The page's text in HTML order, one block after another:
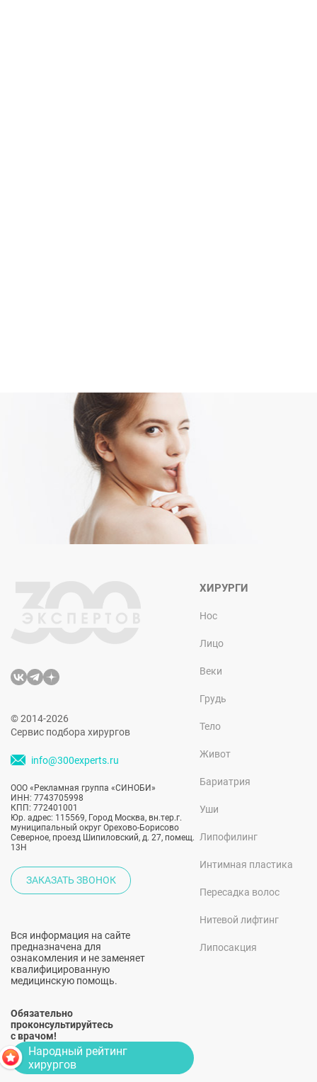
© 2014-2026
Сервис подбора хирургов
info@300experts.ru
ООО «Рекламная группа «СИНОБИ»
ИНН: 7743705998
КПП: 772401001
Юр. адрес: 115569, Город Москва, вн.тер.г.
муниципальный округ Орехово-Борисово
Северное, проезд Шипиловский, д. 27, помещ.
13Н
ЗАКАЗАТЬ ЗВОНОК
Вся информация на сайте
предназначена для
ознакомления и не заменяет
квалифицированную
медицинскую помощь.
Обязательно
проконсультируйтесь
с врачом!
ХИРУРГИ
Нос
Лицо
Веки
Грудь
Тело
Живот
Бариатрия
Уши
Липофилинг
Интимная пластика
Пересадка волос
Нитевой лифтинг
Липосакция
Народный рейтинг
хирургов